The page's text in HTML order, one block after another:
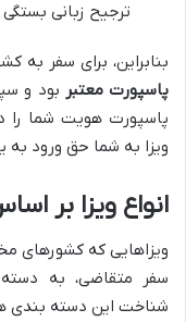
ترجیح زبانی بستگی
بنابراین، برای سفر به
پاسپورت معتبر بود و
پاسپورت هویت شما را
ویزا به شما حق ورود
انواع ویزا بر
ویزاهایی که کشورهای
سفر متقاضی، به
شناخت این دسته بندی